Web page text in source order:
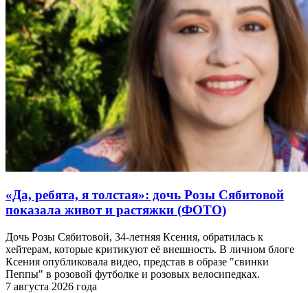
«Да, ребята, я толстая»: дочь Розы Сябитовой
показала живот и растяжки (ФОТО)
Дочь Розы Сябитовой, 34-летняя Ксения, обратилась к
хейтерам, которые критикуют её внешность. В личном блоге
Ксения опубликовала видео, представ в образе "свинки
Пеппы" в розовой футболке и розовых велосипедках.
7 августа 2026 года